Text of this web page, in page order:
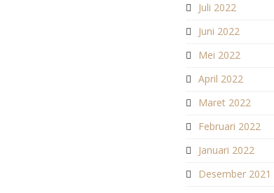
Juli 2022
Juni 2022
Mei 2022
April 2022
Maret 2022
Februari 2022
Januari 2022
Desember 2021